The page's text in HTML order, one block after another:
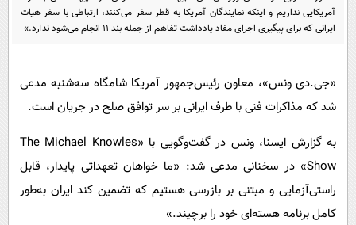
سرگرمی
بین الملل
پیامک
روانشناسی
دانلود
آمریکایی نداریم و اینکه نمایندگان آمریکا به قطر سفر می‌کنند، ارتباطی با سفر هیات
ایرانی که برای پیگیری اجرای مفاد یادداشت تفاهم از جمله بند ۱۱ انجام می‌شود ندارد.»
«جی.دی ونس»، معاون رئیس‌جمهور آمریکا شامگاه سه‌شنبه مدعی
شد که مذاکرات فنی با طرف ایرانی بر سر توافق صلح در جریان است.
به گزارش ایسنا، ونس در گفت‌وگویی با «The Michael Knowles
Show» در سخنانی مدعی شد: «ما خواهان تعهداتی پایدار، قابل
راستی‌آزمایی و مبتنی بر بازرسی هستیم که تضمین کند ایران به‌طور
کامل برنامه هسته‌ای خود را برچیند.»